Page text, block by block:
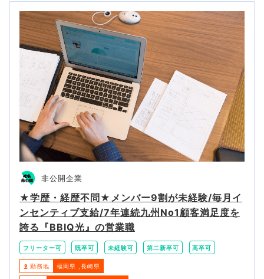
非公開企業
★学歴・経歴不問★メンバー9割が未経験/毎月イ
ンセンティブ支給/7年連続九州No1顧客満足度を
誇る『BBIQ光』の営業職
フリーター可 既卒可 未経験可 第二新卒可 高卒可
勤務地 福岡県 長崎県